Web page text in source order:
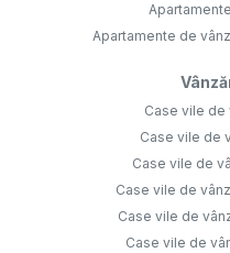
Apartamente de
Case vile de
Case vile de
Case vile de
Case vile de
Case vile de
Case vile de